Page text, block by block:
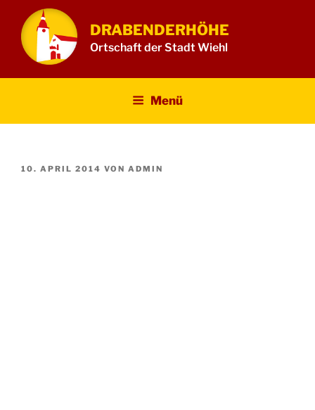
Inhalt
springen
DRABENDERHÖHE
Ortschaft der Stadt Wiehl
Menü
VERÖFFENTLICHT
10. APRIL 2014 VON ADMIN